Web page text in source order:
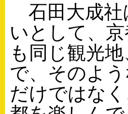
石田大成社
いとして、
も同じ観光
で、そのよ
だけではな